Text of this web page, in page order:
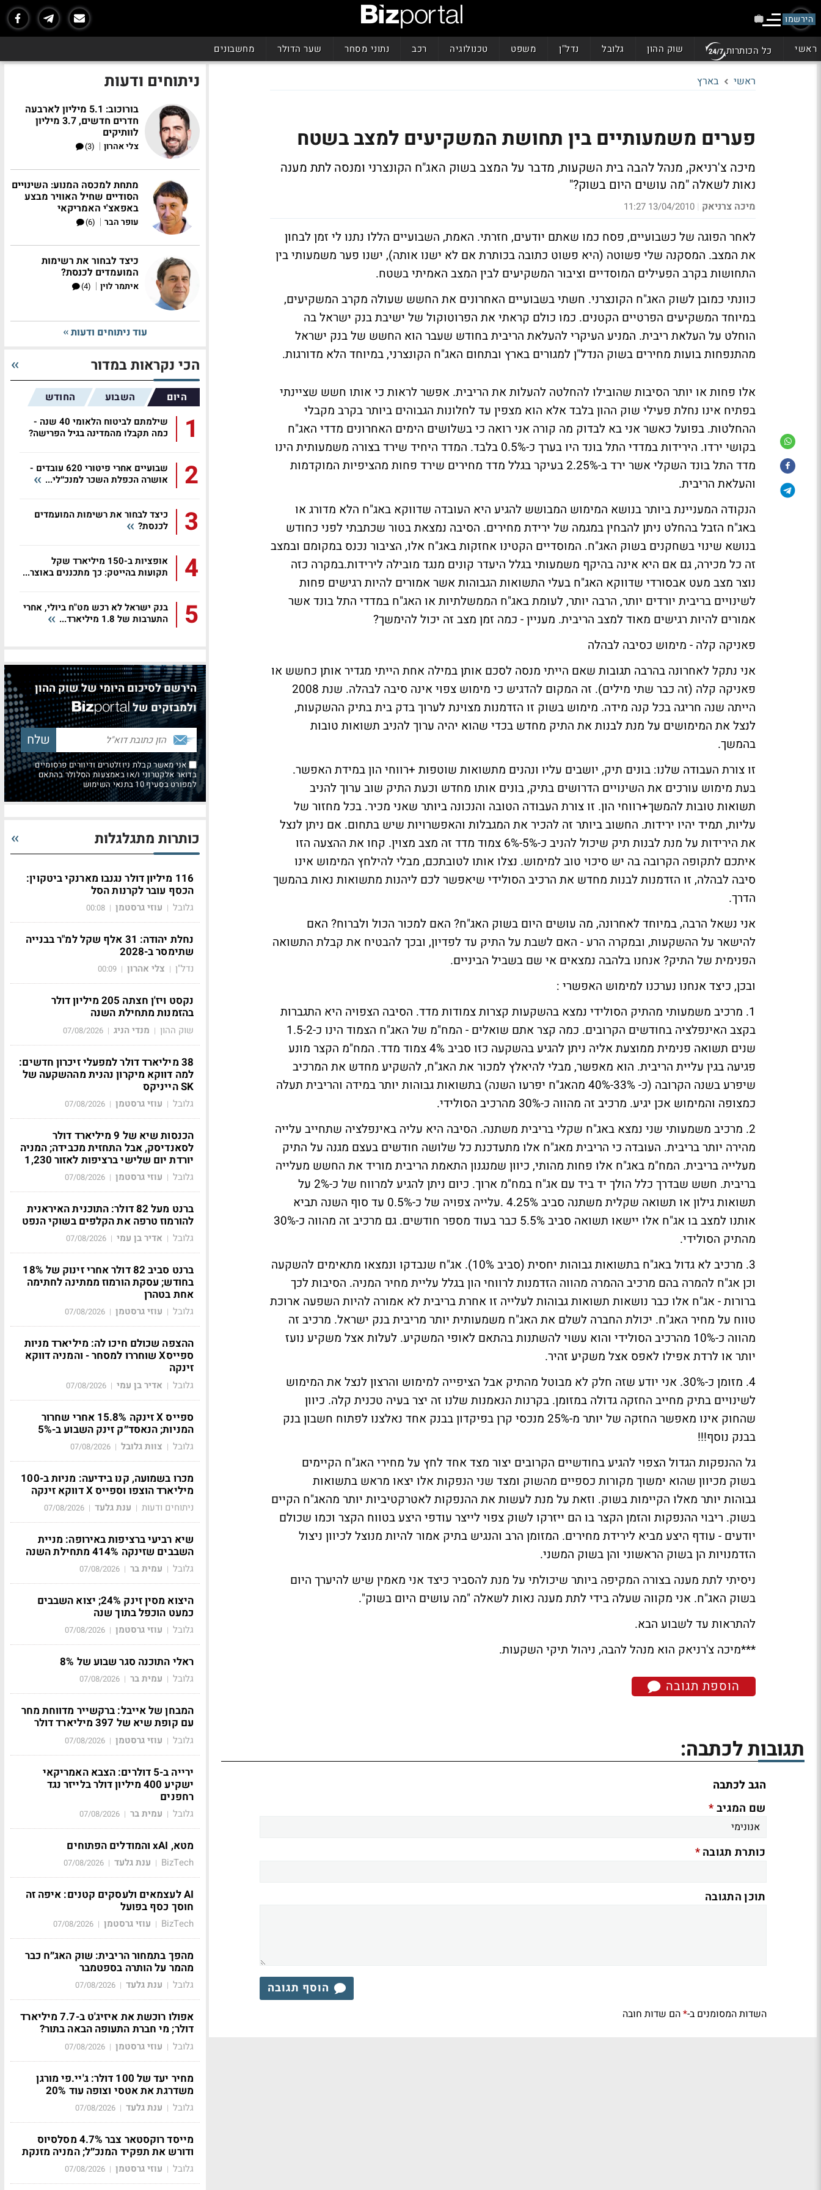
הירשמו
ראשי כל הכותרות שוק ההון גלובל נדל"ן משפט טכנולוגיה רכב נתוני מסחר שער הדולר מחשבונים
ראשי בארץ
פערים משמעותיים בין תחושת המשקיעים למצב בשטח
מיכה צ'רניאק, מנהל להבה בית השקעות, מדבר על המצב בשוק האג"ח הקונצרני ומנסה לתת מענה
נאות לשאלה "מה עושים היום בשוק?"
מיכה צרניאק |
13/04/2010 11:27
לאחר הפוגה של כשבועיים, פסח כמו שאתם יודעים, חזרתי. האמת, השבועיים הללו נתנו לי זמן לבחון
את המצב. המסקנה שלי פשוטה (היא פשוט כתובה בכותרת אם לא ישנו אותה), ישנו פער משמעותי בין
התחושות בקרב הפעילים המוסדיים וציבור המשקיעים לבין המצב האמיתי בשטח.
כוונתי כמובן לשוק האג"ח הקונצרני. חשתי בשבועיים האחרונים את החשש שעולה מקרב המשקיעים,
במיוחד המשקיעים הפרטיים הקטנים. כמו כולם קראתי את הפרוטוקול של ישיבת בנק ישראל בה
הוחלט על העלאת ריבית. המניע העיקרי להעלאת הריבית בחודש שעבר הוא החשש של בנק ישראל
מהתנפחות בועות מחירים בשוק הנדל"ן למגורים בארץ ובתחום האג"ח הקונצרני, במיוחד הלא מדורגות.
אלו פחות או יותר הסיבות שהובילו להחלטה להעלות את הריבית. אפשר לראות כי אותו חשש שציינתי
בפתיח אינו נחלת פעילי שוק ההון בלבד אלא הוא מצפין עד לחלונות הגבוהים ביותר בקרב מקבלי
ההחלטות. בפועל כאשר אני בא לבדוק מה קורה אני רואה כי בשלושים הימים האחרונים מדדי האג"ח
בקושי ירדו. הירידות במדדי התל בונד היו בערך כ-0.5% בלבד. המדד היחיד שירד בצורה משמעותית הינו
מדד התל בונד השקלי אשר ירד ב-2.25% בעיקר בגלל מדד מחירים שירד פחות מהציפיות המוקדמות
והעלאת הריבית.
הנקודה המעניינת ביותר בנושא המימוש המבושש להגיע היא העובדה שדווקא באג"ח הלא מדורג או
באג"ח הזבל בהחלט ניתן להבחין במגמה של ירידת מחירים. הסיבה נמצאת בטור שכתבתי לפני כחודש
בנושא שינוי בשחקנים בשוק האג"ח. המוסדיים הקטינו אחזקות באג"ח אלו, הציבור נכנס במקומם ובמצב
זה כל מכירה, גם אם היא אינה בהיקף משמעותי בגלל היעדר קונים מנגד מובילה לירידות.במקרה כזה
נוצר מצב מעט אבסורדי שדווקא האג"ח בעלי התשואות הגבוהות אשר אמורים להיות רגישים פחות
לשינויים בריבית יורדים יותר, הרבה יותר, לעומת באג"ח הממשלתיות או האג"ח במדדי התל בונד אשר
אמורים להיות רגישים מאוד למצב הריבית. מעניין - כמה זמן מצב זה יכול להימשך?
פאניקה קלה - מימוש כסיבה לבהלה
אני נתקל לאחרונה בהרבה תגובות שאם הייתי מנסה לסכם אותן במילה אחת הייתי מגדיר אותן כחשש או
פאניקה קלה (זה כבר שתי מילים). זה המקום להדגיש כי מימוש צפוי אינה סיבה לבהלה. שנת 2008
הייתה שנה חריגה בכל קנה מידה. מימוש בשוק זו הזדמנות מצוינת לערוך בדק בית בתיק ההשקעות,
לנצל את המימושים על מנת לבנות את התיק מחדש בכדי שהוא יהיה ערוך להניב תשואות טובות
בהמשך.
זו צורת העבודה שלנו: בונים תיק, יושבים עליו ונהנים מתשואות שוטפות +רווחי הון במידת האפשר.
בעת מימוש עורכים את השינויים הדרושים בתיק, בונים אותו מחדש וכעת התיק שוב ערוך להניב
תשואות טובות להמשך+רווחי הון. זו צורת העבודה הטובה והנכונה ביותר שאני מכיר. בכל מחזור של
עליות, תמיד יהיו ירידות. החשוב ביותר זה להכיר את המגבלות והאפשרויות שיש בתחום. אם ניתן לנצל
את הירידות על מנת לבנות תיק שיכול להניב כ-5%-6% צמוד מדד זה מצב מצוין. קחו את ההצעה הזו
איתכם לתקופה הקרובה בה יש סיכוי טוב למימוש. נצלו אותו לטובתכם, מבלי להילחץ המימוש אינו
סיבה לבהלה, זו הזדמנות לבנות מחדש את הרכיב הסולידי שיאפשר לכם ליהנות מתשואות נאות בהמשך
הדרך.
אני נשאל הרבה, במיוחד לאחרונה, מה עושים היום בשוק האג"ח? האם למכור הכול ולברוח? האם
להישאר על ההשקעות, ובמקרה הרע - האם לשבת על התיק עד לפדיון, ובכך להבטיח את קבלת התשואה
הפנימית של התיק? אנחנו בלהבה נמצאים אי שם בשביל הביניים.
ובכן, כיצד אנחנו נערכנו למימוש האפשרי :
1. מרכיב משמעותי מהתיק הסולידי נמצא בהשקעות קצרות צמודות מדד. הסיבה הצפויה היא התגברות
בקצב האינפלציה בחודשים הקרובים. כמה קצר אתם שואלים - המח"מ של האג"ח הצמוד הינו כ-1.5-2
שנים תשואה פנימית ממוצעת אליה ניתן להגיע בהשקעה כזו סביב 4% צמוד מדד. המח"מ הקצר מונע
פגיעה בגין עליית הריבית. הוא מאפשר, מבלי להיאלץ למכור את האג"ח, להשקיע מחדש את המרכיב
שיפרע בשנה הקרובה (כ- 33%-40% מהאג"ח יפרעו השנה) בתשואות גבוהות יותר במידה והריבית תעלה
כמצופה והמימוש אכן יגיע. מרכיב זה מהווה כ-30% מהרכיב הסולידי.
2. מרכיב משמעותי שני נמצא באג"ח שקלי בריבית משתנה. הסיבה היא עליה באינפלציה שתחייב עלייה
מהירה יותר בריבית. העובדה כי הריבית מאג"ח אלו מתעדכנת כל שלושה חודשים בעצם מגנה על התיק
מעלייה בריבית. המח"מ באג"ח אלו פחות מהותי, כיוון שמנגנון התאמת הריבית מוריד את החשש מעלייה
בריבית. חשש שבדרך כלל הולך יד ביד עם אג"ח במח"מ ארוך. כיום ניתן להגיע למרווח של כ-2% על
תשואות גילון או תשואה שקלית משתנה סביב 4.25% .עלייה צפויה של כ-0.5% עד סוף השנה תביא
אותנו למצב בו אג"ח אלו יישאו תשואה סביב 5.5% כבר בעוד מספר חודשים. גם מרכיב זה מהווה כ-30%
מהתיק הסולידי.
3. מרכיב לא גדול באג"ח בתשואות גבוהות יחסית (סביב 10%). אג"ח שנבדקו ונמצאו מתאימים להשקעה
וכן אג"ח להמרה בהם מרכיב ההמרה מהווה הזדמנות לרווחי הון בגלל עליית מחיר המניה. הסיבות לכך
ברורות - אג"ח אלו כבר נושאות תשואות גבוהות לעלייה זו אחרת בריבית לא אמורה להיות השפעה ארוכת
טווח על מחיר האג"ח. יכולת החברה לשלם את האג"ח משמעותית יותר מריבית בנק ישראל. מרכיב זה
מהווה כ-10% מהרכיב הסולידי והוא עשוי להשתנות בהתאם לאופי המשקיע. לעלות אצל משקיע נועז
יותר או לרדת אפילו לאפס אצל משקיע זהיר.
4. מזומן כ-30%. אני יודע שזה חלק לא מבוטל מהתיק אבל הציפייה למימוש והרצון לנצל את המימוש
לשינויים בתיק מחייב החזקה גדולה במזומן. בקרנות הנאמנות שלנו זה יצר בעיה טכנית קלה. כיוון
שהחוק אינו מאפשר החזקה של יותר מ-25% מנכסי קרן בפיקדון בבנק אחד נאלצנו לפתוח חשבון בנק
בבנק נוסף!!!
גל ההנפקות הגדול הצפוי להגיע בחודשיים הקרובים יצור מצד אחד לחץ על מחירי האג"ח הקיימים
בשוק מכיוון שהוא ימשוך מקורות כספיים מהשוק ומצד שני הנפקות אלו יצאו מראש בתשואות
גבוהות יותר מאלו הקיימות בשוק. וזאת על מנת לעשות את ההנפקות לאטרקטיביות יותר מהאג"ח הקיים
בשוק. ריבוי ההנפקות והזמן הקצר בו הם ייזרקו לשוק צפוי לייצר עודפי היצע בטווח הקצר וכמו שכולם
יודעים - עודף היצע מביא לירידת מחירים. המזומן הרב והנגיש בתיק אמור להיות מנוצל לכיוון ניצול
הזדמנויות הן בשוק הראשוני והן בשוק המשני.
ניסיתי לתת מענה בצורה המקיפה ביותר שיכולתי על מנת להסביר כיצד אני מאמין שיש להיערך היום
בשוק האג"ח. אני מקווה שעלה בידי לתת מענה נאות לשאלה "מה עושים היום בשוק".
להתראות עד לשבוע הבא.
***מיכה צ'רניאק הוא מנהל להבה, ניהול תיקי השקעות.
הוספת תגובה
תגובות לכתבה:
הגב לכתבה
שם המגיב*
כותרת תגובה*
תוכן התגובה
הוסף תגובה
השדות המסומנים ב-*הם שדות חובה
ניתוחים ודעות
בורוכוב: 5.1 מיליון לארבעה
חדרים חדשים, 3.7 מיליון
לוותיקים
צלי אהרון |
(3)
מתחת למכסה המנוע: השינויים
הסודיים שחיל האוויר מבצע
באפאצ'י האמריקאי
עופר הבר |
(6)
כיצד לבחור את רשימות
המועמדים לכנסת?
איתמר לוין |
(4)
עוד ניתוחים ודעות
הכי נקראות במדור
היום השבוע החודש
1
שילמתם לביטוח הלאומי 40 שנה -
כמה תקבלו מהמדינה בגיל הפרישה?
2
שבועיים אחרי פיטורי 620 עובדים -
אושרה הכפלת השכר למנכ״לי...
3
כיצד לבחור את רשימות המועמדים
לכנסת?
4
אופציות ב-150 מיליארד שקל
תקועות בהייטק: כך מתכננים באוצר...
5
בנק ישראל לא רכש מט"ח ביולי, אחרי
התערבות של 1.8 מיליארד...
הירשם לסיכום היומי של שוק ההון
ולמבזקים של
אני מאשר קבלת ניוזלטרים ודיוורים פרסומיים
בדואר אלקטרוני ו/או באמצעות הסלולר בהתאם
למפורט בסעיף 10 בתנאי השימוש
כותרות מתגלגלות
116 מיליון דולר נגנבו מארנקי ביטקוין:
הכסף עובר לקרנות הסל
גלובל | עוזי גרסטמן |
00:08
נחלת יהודה: 31 אלף שקל למ"ר בבנייה
שתימסר ב-2028
נדל"ן | צלי אהרון |
00:09
נקסט ויז'ן חצתה 205 מיליון דולר
בהזמנות מתחילת השנה
שוק ההון | מנדי הניג |
07/08/2026
38 מיליארד דולר למפעלי זיכרון חדשים:
למה דווקא מיקרון נהנית מההשקעה של
SK הייניקס
גלובל | עוזי גרסטמן |
07/08/2026
הכנסות שיא של 9 מיליארד דולר
לסאנדיסק, אבל התחזית מכבידה; המניה
יורדת יום שלישי ברציפות לאזור 1,230
גלובל | עוזי גרסטמן |
07/08/2026
ברנט מעל 82 דולר: התוכנית האיראנית
להורמוז טרפה את הקלפים בשוקי הנפט
גלובל | אדיר בן עמי |
07/08/2026
ברנט סביב 82 דולר אחרי זינוק של 18%
בחודש; עסקת הורמוז ממתינה לחתימה
אחת בטהרן
גלובל | עוזי גרסטמן |
07/08/2026
ההצפה שכולם חיכו לה: מיליארד מניות
ספייסX שוחררו למסחר - והמניה דווקא
זינקה
גלובל | אדיר בן עמי |
07/08/2026
ספייס X זינקה 15.8% אחרי שחרור
המניות; הנאסד״ק זינק השבוע ב-5%
גלובל | צוות גלובל |
07/08/2026
מכרו בשמועה, קנו בידיעה: מניות ב-100
מיליארד הוצפו וספייס X דווקא זינקה
ניתוחים ודעות | ענת גלעד |
07/08/2026
שיא רביעי ברציפות באירופה: מניית
השבבים שזינקה 414% מתחילת השנה
גלובל | עמית בר |
07/08/2026
היצוא מסין זינק 24%; יצוא השבבים
כמעט הוכפל בתוך שנה
גלובל | עוזי גרסטמן |
07/08/2026
ראלי התוכנה סגר שבוע של 8%
גלובל | עמית בר |
07/08/2026
המבחן של אייבל: ברקשייר מדווחת מחר
עם קופת שיא של 397 מיליארד דולר
גלובל | עוזי גרסטמן |
07/08/2026
ירייה ב-5 דולרים: הצבא האמריקאי
ישקיע 400 מיליון דולר בלייזר נגד
רחפנים
גלובל | עמית בר |
07/08/2026
מטא, xAI והמודלים הפתוחים
BizTech
| ענת גלעד |
07/08/2026
AI לעצמאים ולעסקים קטנים: איפה זה
חוסך כסף בפועל
BizTech
| עוזי גרסטמן |
07/08/2026
מהפך בתמחור הריבית: שוק האג״ח כבר
מהמר על הותרה בספטמבר
גלובל | ענת גלעד |
07/08/2026
אפולו רוכשת את איזיג'ט ב-7.7 מיליארד
דולר; מי חברת התעופה הבאה בתור?
גלובל | עוזי גרסטמן |
07/08/2026
מחיר יעד של 100 דולר: ג'יי.פי מורגן
משדרגת את אטסי וצופה עוד 20%
גלובל | ענת גלעד |
07/08/2026
מייסד רוקסטאר צבר 4.7% מסלסיוס
ודורש את תפקיד המנכ״ל; המניה מזנקת
גלובל | עוזי גרסטמן |
07/08/2026